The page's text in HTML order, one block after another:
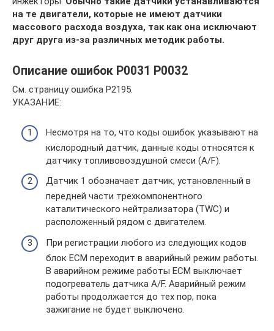
на те двигатели, которые не имеют датчики
массового расхода воздуха, так как она исключают
друг друга из-за различных методик работы.
Описание ошибок P0031 P0032
См. страницу ошибка P2195.
УКАЗАНИЕ:
Несмотря на то, что коды ошибок указывают на
кислородный датчик, данные коды относятся к
датчику топливовоздушной смеси (A/F).
Датчик 1 обозначает датчик, установленный в
передней части трехкомпонентного
каталитического нейтрализатора (TWC) и
расположенный рядом с двигателем.
При регистрации любого из следующих кодов
блок ЕСМ переходит в аварийный режим работы.
В аварийном режиме работы ЕСМ выключает
подогреватель датчика A/F. Аварийный режим
работы продолжается до тех пор, пока
зажигание не будет выключено.